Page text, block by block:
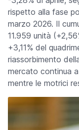
rispetto alla fase
marzo 2026. Il
11.959 unità
+3,11% del
riassorbimento
mercato continua
mentre le motrici